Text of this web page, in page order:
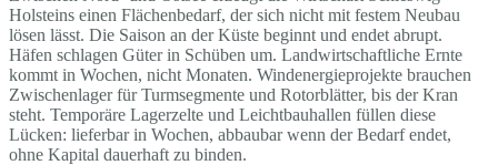
Holsteins einen Flächenbedarf, der sich nicht mit festem Neubau
lösen lässt. Die Saison an der Küste beginnt und endet abrupt.
Häfen schlagen Güter in Schüben um. Landwirtschaftliche Ernte
kommt in Wochen, nicht Monaten. Windenergieprojekte brauchen
Zwischenlager für Turmsegmente und Rotorblätter, bis der Kran
steht. Temporäre Lagerzelte und Leichtbauhallen füllen diese
Lücken: lieferbar in Wochen, abbaubar wenn der Bedarf endet,
ohne Kapital dauerhaft zu binden.